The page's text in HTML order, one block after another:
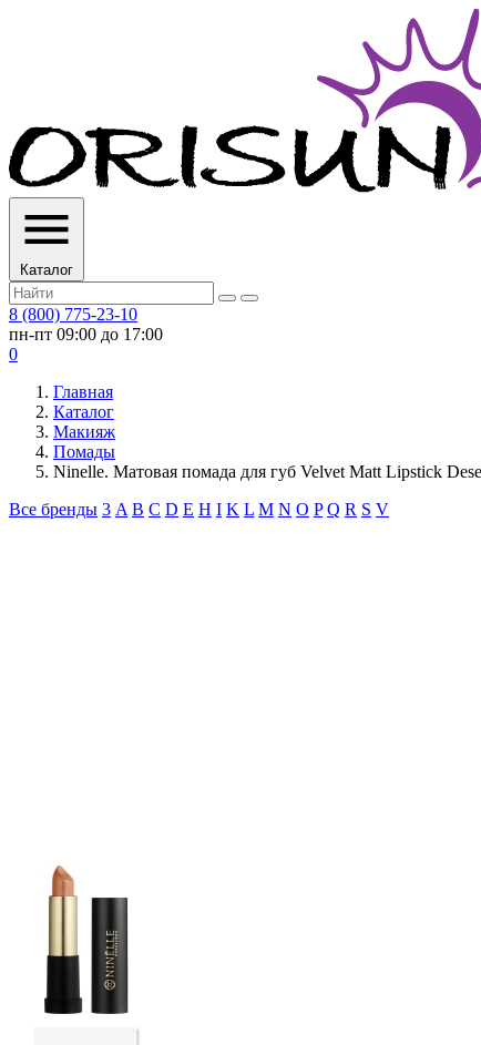
Каталог
8 (800) 775-23-10
пн-пт 09:00 до 17:00
0
Главная
Каталог
Макияж
Помады
Ninelle. Матовая помада для губ Velvet Matt Lipstick
Все бренды 3 A B C D E H I K L M N O P Q R S V